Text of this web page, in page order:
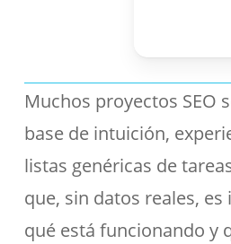
Muchos proyectos SEO
base de intuición,
listas genéricas de
que, sin datos reales,
qué está funcionando y